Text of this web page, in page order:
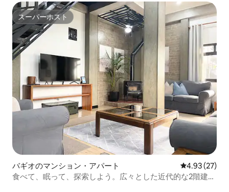
スーパーホスト
スーパーホスト
バギオのマンション・アパート レビュー27
4.93 (27)
食べて、眠って、探索しよう。広々とした近代的な2階建て